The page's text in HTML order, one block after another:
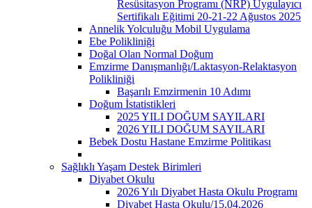
Resüsitasyon Programı (NRP) Uygulayıcı
Sertifikalı Eğitimi 20-21-22 Ağustos 2025
Annelik Yolculuğu Mobil Uygulama
Ebe Polikliniği
Doğal Olan Normal Doğum
Emzirme Danışmanlığı/Laktasyon-Relaktasyon
Polikliniği
Başarılı Emzirmenin 10 Adımı
Doğum İstatistikleri
2025 YILI DOĞUM SAYILARI
2026 YILI DOĞUM SAYILARI
Bebek Dostu Hastane Emzirme Politikası
Sağlıklı Yaşam Destek Birimleri
Diyabet Okulu
2026 Yılı Diyabet Hasta Okulu Programı
Diyabet Hasta Okulu/15.04.2026